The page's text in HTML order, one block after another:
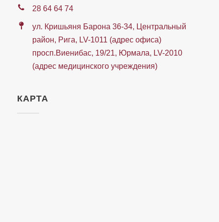
28 64 64 74
ул. Кришьяня Барона 36-34, Центральный
район, Рига, LV-1011 (адрес офиса)
просп.Виенибас, 19/21, Юрмала, LV-2010
(адрес медицинского учреждения)
КАРТА